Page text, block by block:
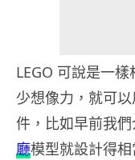
LEGO 可說是一
少想像力，就可
件，比如早前我
廳模型就設計得